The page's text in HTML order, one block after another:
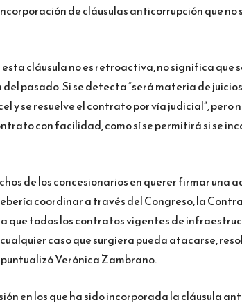
de cláusulas anticorrupción que no
cláusula no es retroactiva, no significa que
pasado. Si se detecta “será materia de
y se resuelve el contrato por vía judicial”, pero
con facilidad, como sí se permitirá si se
de los concesionarios en querer firmar una
coordinar a través del Congreso, la
que todos los contratos vigentes de
caso que surgiera pueda atacarse,
Verónica Zambrano.
en los que ha sido incorporada la cláusula